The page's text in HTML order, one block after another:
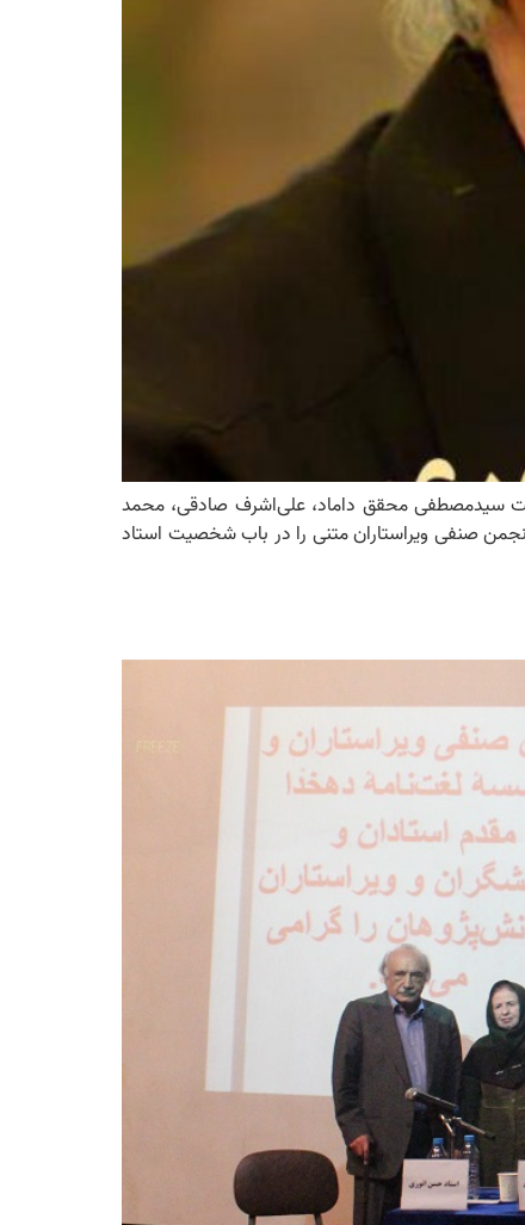
نشست سیدمصطفی محقق داماد، علی‌اشرف صادقی، محمد
صنفی ویراستاران متنی را در باب شخصیت استاد